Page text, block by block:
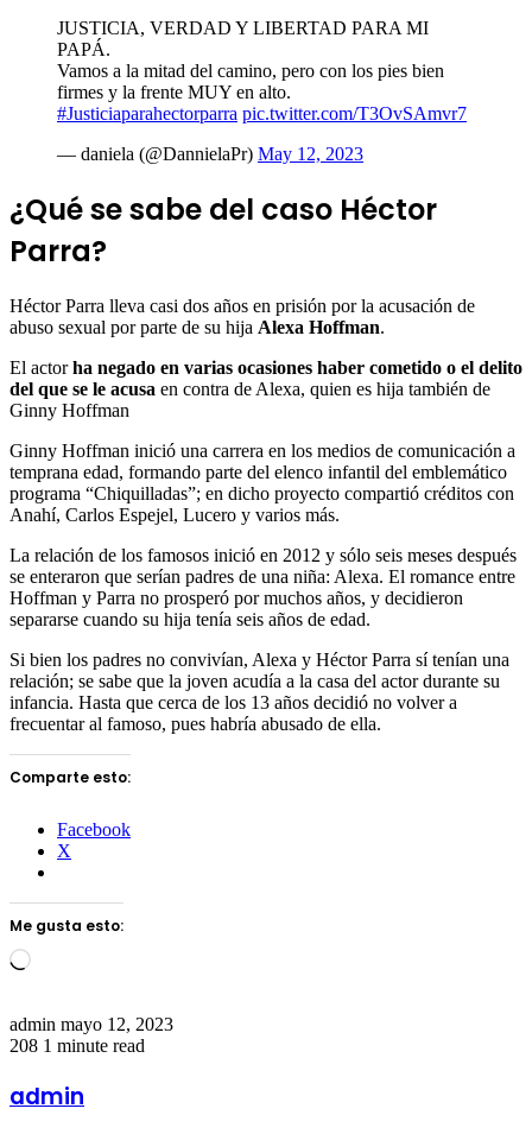
JUSTICIA, VERDAD Y LIBERTAD PARA MI
PAPÁ.
Vamos a la mitad del camino, pero con los pies bien
firmes y la frente MUY en alto.
#Justiciaparahectorparra pic.twitter.com/T3OvSAmvr7
— daniela (@DannielaPr) May 12, 2023
¿Qué se sabe del caso Héctor
Parra?
Héctor Parra lleva casi dos años en prisión por la acusación de
abuso sexual por parte de su hija Alexa Hoffman.
El actorha negado en varias ocasiones haber cometido o el delito
del que se le acusa en contra de Alexa, quien es hija también de
Ginny Hoffman
Ginny Hoffman inició una carrera en los medios de comunicación a
temprana edad, formando parte del elenco infantil del emblemático
programa “Chiquilladas”; en dicho proyecto compartió créditos con
Anahí, Carlos Espejel, Lucero y varios más.
La relación de los famosos inició en 2012 y sólo seis meses después
se enteraron que serían padres de una niña: Alexa. El romance entre
Hoffman y Parra no prosperó por muchos años, y decidieron
separarse cuando su hija tenía seis años de edad.
Si bien los padres no convivían, Alexa y Héctor Parra sí tenían una
relación; se sabe que la joven acudía a la casa del actor durante su
infancia. Hasta que cerca de los 13 años decidió no volver a
frecuentar al famoso, pues habría abusado de ella.
Comparte esto:
Facebook
X
Me gusta esto:
Loading…
admin Send
an
mayo 12, 2023
208 1 minute read
admin